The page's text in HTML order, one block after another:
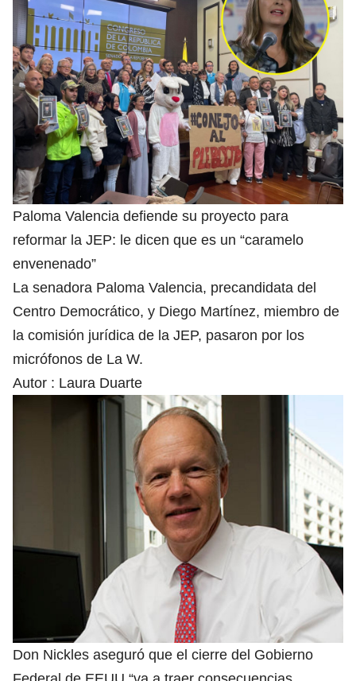
Paloma Valencia defiende su proyecto para
reformar la JEP: le dicen que es un “caramelo
envenenado”
La senadora Paloma Valencia, precandidata del
Centro Democrático, y Diego Martínez, miembro de
la comisión jurídica de la JEP, pasaron por los
micrófonos de La W.
Autor : Laura Duarte
Don Nickles aseguró que el cierre del Gobierno